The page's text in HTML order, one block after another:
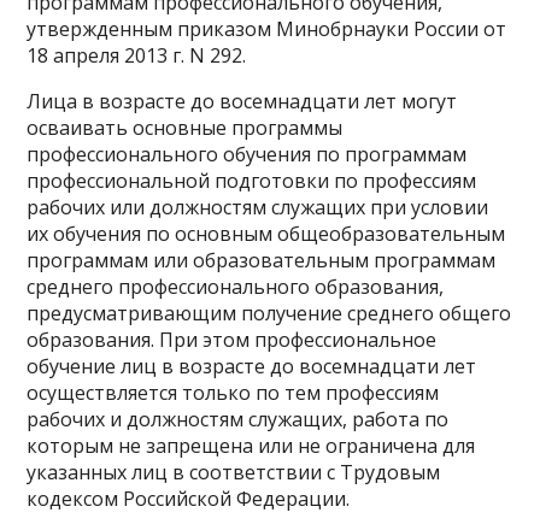
утвержденным приказом Минобрнауки России от
18 апреля 2013 г. N 292.
Лица в возрасте до восемнадцати лет могут
осваивать основные программы
профессионального обучения по программам
профессиональной подготовки по профессиям
рабочих или должностям служащих при условии
их обучения по основным общеобразовательным
программам или образовательным программам
среднего профессионального образования,
предусматривающим получение среднего общего
образования. При этом профессиональное
обучение лиц в возрасте до восемнадцати лет
осуществляется только по тем профессиям
рабочих и должностям служащих, работа по
которым не запрещена или не ограничена для
указанных лиц в соответствии с Трудовым
кодексом Российской Федерации.